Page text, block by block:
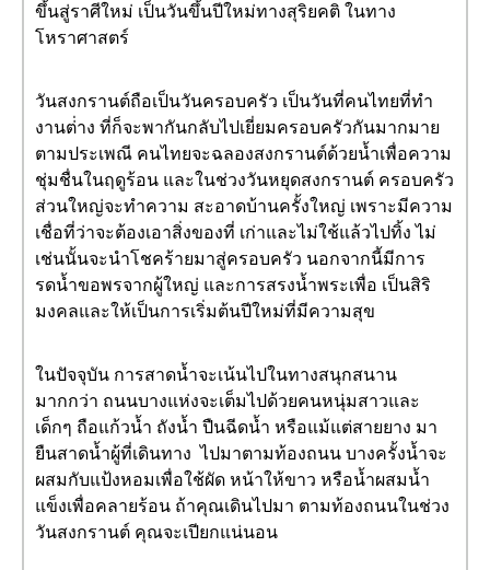
ขึ้นสู่ราศีใหม่ เป็นวันขึ้นปีใหม่ทางสุริยคติ ในทาง
โหราศาสตร์
วันสงกรานต์ถือเป็นวันครอบครัว เป็นวันที่คนไทยที่ทำ
งานต่่าง ที่ก็จะพากันกลับไปเยี่ยมครอบครัวกันมากมาย
ตามประเพณี คนไทยจะฉลองสงกรานต์ด้วยน้ำเพื่อความ
ชุ่มชื่นในฤดูร้อน และในช่วงวันหยุดสงกรานต์ ครอบครัว
ส่วนใหญ่จะทำความ สะอาดบ้านครั้งใหญ่ เพราะมีความ
เชื่อที่ว่าจะต้องเอาสิ่งของที่ เก่าและไม่ใช้แล้วไปทิ้ง ไม่
เช่นนั้นจะนำโชคร้ายมาสู่ครอบครัว นอกจากนี้มีการ
รดน้ำขอพรจากผู้ใหญ่ และการสรงน้ำพระเพื่อ เป็นสิริ
มงคลและให้เป็นการเริ่มต้นปีใหม่ที่มีความสุข
ในปัจจุบัน การสาดน้ำจะเน้นไปในทางสนุกสนาน
มากกว่า ถนนบางแห่งจะเต็มไปด้วยคนหนุ่มสาวและ
เด็กๆ ถือแก้วน้ำ ถังน้ำ ปืนฉีดน้ำ หรือแม้แต่สายยาง มา
ยืนสาดน้ำผู้ที่เดินทาง ไปมาตามท้องถนน บางครั้งน้ำจะ
ผสมกับแป้งหอมเพื่อใช้ผัด หน้าให้ขาว หรือน้ำผสมน้ำ
แข็งเพื่อคลายร้อน ถ้าคุณเดินไปมา ตามท้องถนนในช่วง
วันสงกรานต์ คุณจะเปียกแน่นอน